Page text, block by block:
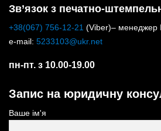
Зв’язок з печатно-
+38(067) 756-12-21 (Viber)– менеджер
e-mail: 5233103@ukr.net
пн-пт. з 10.00-19.00
Запис на юридичну
Ваше ім'я